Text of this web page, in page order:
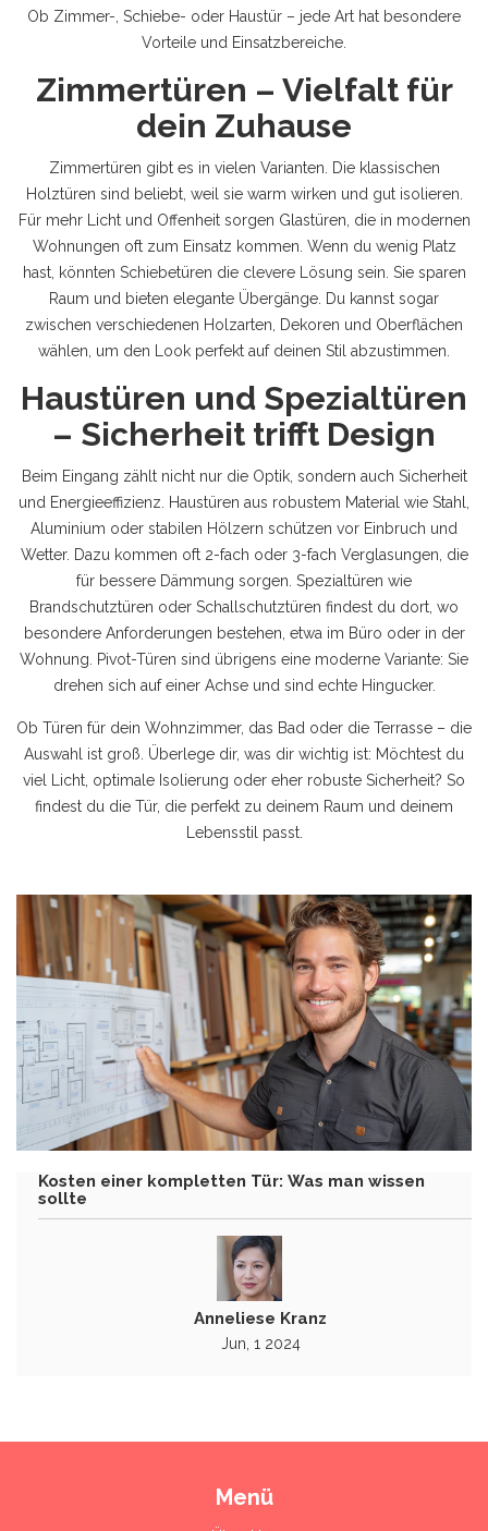
Ob Zimmer-, Schiebe- oder Haustür – jede Art hat besondere
Vorteile und Einsatzbereiche.
Zimmertüren – Vielfalt für
dein Zuhause
Zimmertüren gibt es in vielen Varianten. Die klassischen
Holztüren sind beliebt, weil sie warm wirken und gut isolieren.
Für mehr Licht und Offenheit sorgen Glastüren, die in modernen
Wohnungen oft zum Einsatz kommen. Wenn du wenig Platz
hast, könnten Schiebetüren die clevere Lösung sein. Sie sparen
Raum und bieten elegante Übergänge. Du kannst sogar
zwischen verschiedenen Holzarten, Dekoren und Oberflächen
wählen, um den Look perfekt auf deinen Stil abzustimmen.
Haustüren und Spezialtüren
– Sicherheit trifft Design
Beim Eingang zählt nicht nur die Optik, sondern auch Sicherheit
und Energieeffizienz. Haustüren aus robustem Material wie Stahl,
Aluminium oder stabilen Hölzern schützen vor Einbruch und
Wetter. Dazu kommen oft 2-fach oder 3-fach Verglasungen, die
für bessere Dämmung sorgen. Spezialtüren wie
Brandschutztüren oder Schallschutztüren findest du dort, wo
besondere Anforderungen bestehen, etwa im Büro oder in der
Wohnung. Pivot-Türen sind übrigens eine moderne Variante: Sie
drehen sich auf einer Achse und sind echte Hingucker.
Ob Türen für dein Wohnzimmer, das Bad oder die Terrasse – die
Auswahl ist groß. Überlege dir, was dir wichtig ist: Möchtest du
viel Licht, optimale Isolierung oder eher robuste Sicherheit? So
findest du die Tür, die perfekt zu deinem Raum und deinem
Lebensstil passt.
Kosten einer kompletten Tür: Was man wissen
sollte
Anneliese Kranz
Jun, 1 2024
Menü